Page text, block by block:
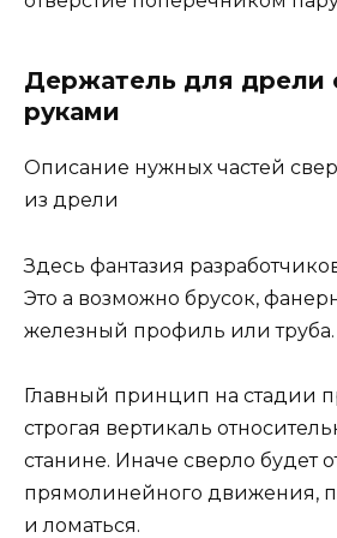
Держатель для дрели
руками
Описание нужных частей
из дрели
Здесь фантазия
Это а возможно брусок,
железный профиль или труба.
Главный принцип на стадии
строгая вертикаль
станине. Иначе сверло будет
прямолинейного движения,
и ломаться.